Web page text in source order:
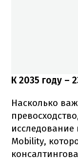
К 2035 году –
Насколько
Mobility,